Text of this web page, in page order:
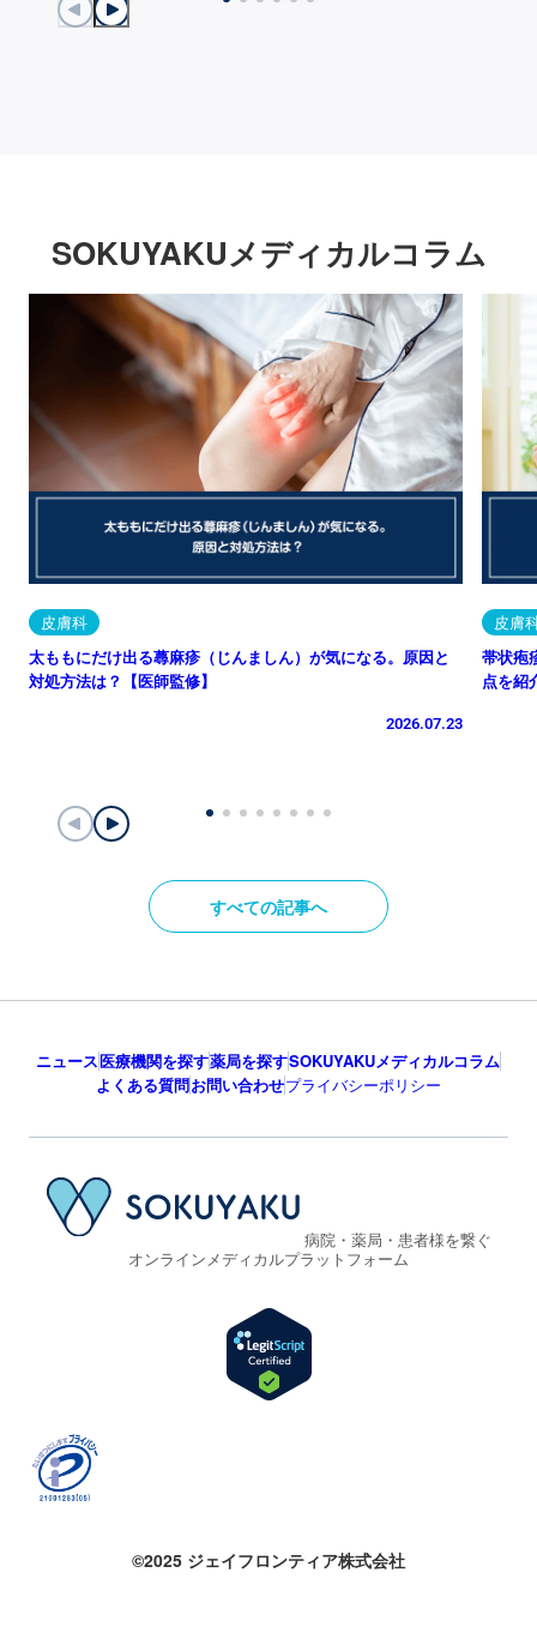
SOKUYAKUメディカルコラム
皮膚科
太ももにだけ出る蕁麻疹（じんましん）が気になる。原因と
対処方法は？【医師監修】
2026.07.23
皮膚
帯状疱
点を紹
すべての記事へ
ニュース医療機関を探す薬局を探すSOKUYAKUメディカルコラム
よくある質問お問い合わせプライバシーポリシー
病院・薬局・患者様を繋ぐ
オンラインメディカルプラットフォーム
©2025 ジェイフロンティア株式会社